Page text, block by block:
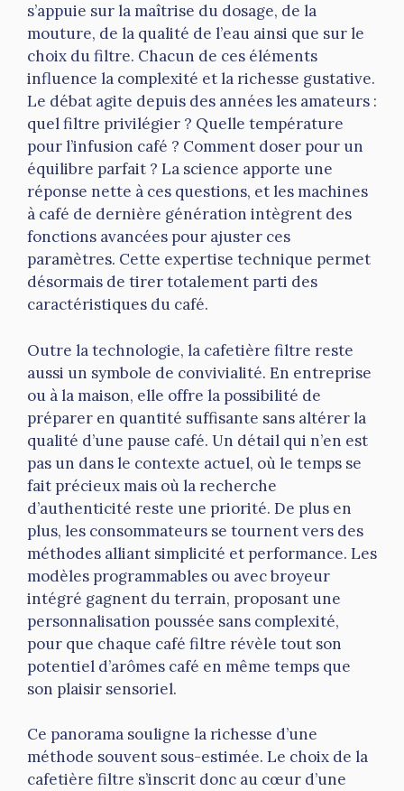
s’appuie sur la maîtrise du dosage, de la
mouture, de la qualité de l’eau ainsi que sur le
choix du filtre. Chacun de ces éléments
influence la complexité et la richesse gustative.
Le débat agite depuis des années les amateurs :
quel filtre privilégier ? Quelle température
pour l’infusion café ? Comment doser pour un
équilibre parfait ? La science apporte une
réponse nette à ces questions, et les machines
à café de dernière génération intègrent des
fonctions avancées pour ajuster ces
paramètres. Cette expertise technique permet
désormais de tirer totalement parti des
caractéristiques du café.
Outre la technologie, la cafetière filtre reste
aussi un symbole de convivialité. En entreprise
ou à la maison, elle offre la possibilité de
préparer en quantité suffisante sans altérer la
qualité d’une pause café. Un détail qui n’en est
pas un dans le contexte actuel, où le temps se
fait précieux mais où la recherche
d’authenticité reste une priorité. De plus en
plus, les consommateurs se tournent vers des
méthodes alliant simplicité et performance. Les
modèles programmables ou avec broyeur
intégré gagnent du terrain, proposant une
personnalisation poussée sans complexité,
pour que chaque café filtre révèle tout son
potentiel d’arômes café en même temps que
son plaisir sensoriel.
Ce panorama souligne la richesse d’une
méthode souvent sous-estimée. Le choix de la
cafetière filtre s’inscrit donc au cœur d’une